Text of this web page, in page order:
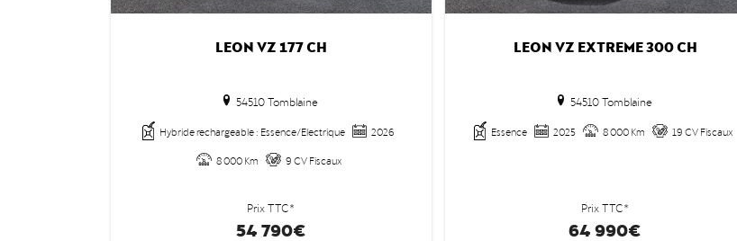
LEON VZ 177 CH
54510 Tomblaine
Hybride rechargeable : Essence/Electrique
2026
8 000 Km
9 CV Fiscaux
Prix TTC*
54 790€
LEON VZ EXTREME 300 CH
54510 Tomblaine
Essence 2025 8 000 Km 19 CV Fiscaux
Prix TTC*
64 990€